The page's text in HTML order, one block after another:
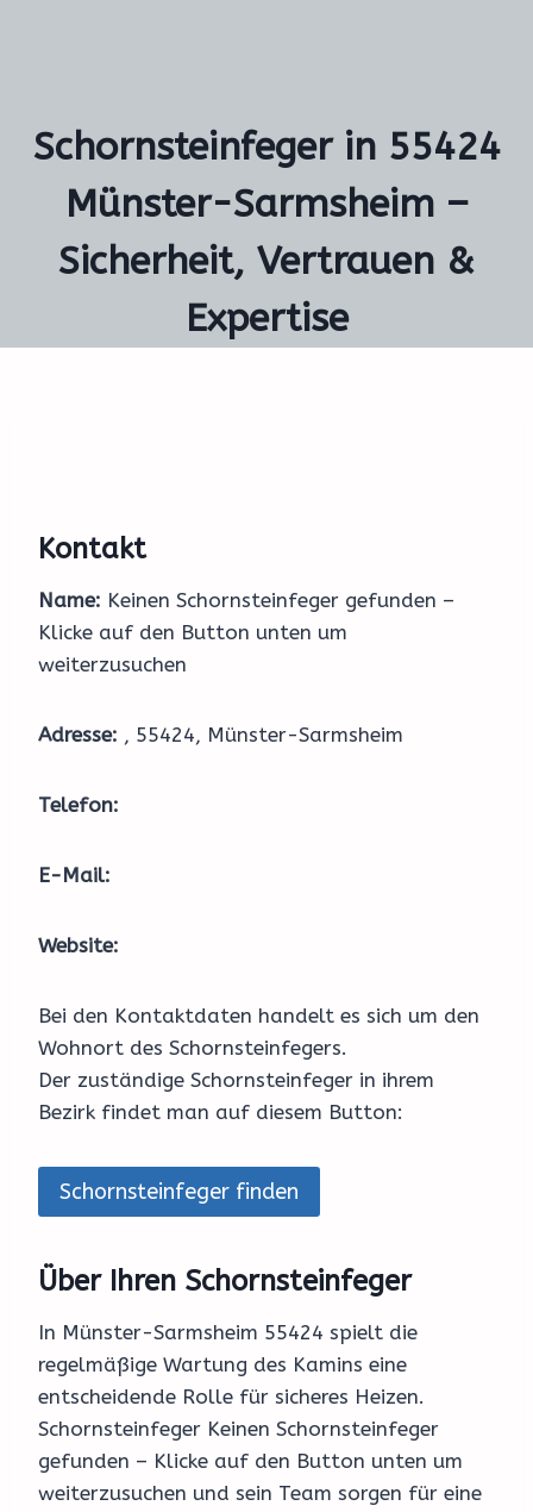
Schornsteinfeger in 55424
Münster-Sarmsheim –
Sicherheit, Vertrauen &
Expertise
Kontakt
Name: Keinen Schornsteinfeger gefunden –
Klicke auf den Button unten um
weiterzusuchen
Adresse: , 55424, Münster-Sarmsheim
Telefon:
E-Mail:
Website:
Bei den Kontaktdaten handelt es sich um den
Wohnort des Schornsteinfegers.
Der zuständige Schornsteinfeger in ihrem
Bezirk findet man auf diesem Button:
Schornsteinfeger finden
Über Ihren Schornsteinfeger
In Münster-Sarmsheim 55424 spielt die
regelmäßige Wartung des Kamins eine
entscheidende Rolle für sicheres Heizen.
Schornsteinfeger Keinen Schornsteinfeger
gefunden – Klicke auf den Button unten um
weiterzusuchen und sein Team sorgen für eine